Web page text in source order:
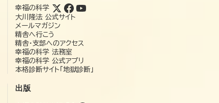
幸福の科学
大川隆法 公式サイト
メールマガジン
精舎へ行こう
精舎・支部へのアクセス
幸福の科学 法務室
幸福の科学 公式アプリ
本格診断サイト「地獄診断」
出版